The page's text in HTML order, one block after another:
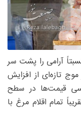
آرامی را پشت سر
تازه‌ای از افزایش
قیمت‌ها در سطح
تمام اقلام مرغ با